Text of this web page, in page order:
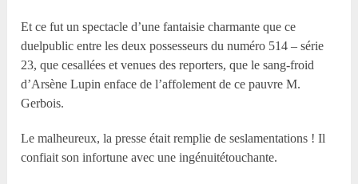
Et ce fut un spectacle d’une fantaisie charmante que ce
duelpublic entre les deux possesseurs du numéro 514 – série
23, que cesallées et venues des reporters, que le sang-froid
d’Arsène Lupin enface de l’affolement de ce pauvre M.
Gerbois.
Le malheureux, la presse était remplie de seslamentations ! Il
confiait son infortune avec une ingénuitétouchante.